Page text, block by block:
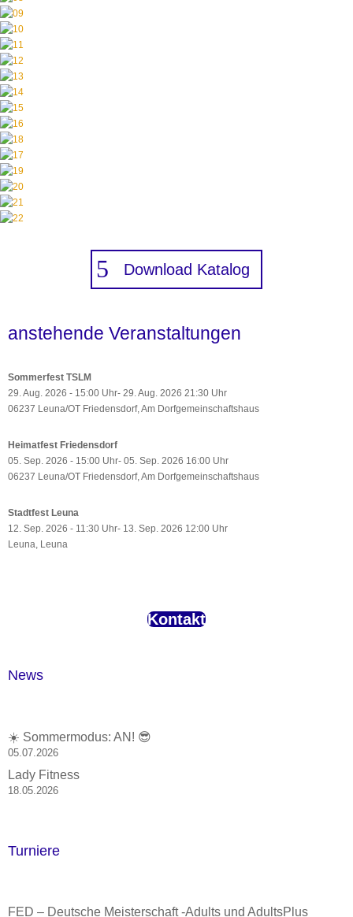
Download Katalog
anstehende Veranstaltungen
Sommerfest TSLM
29. Aug. 2026 - 15:00 Uhr- 29. Aug. 2026 21:30 Uhr
06237 Leuna/OT Friedensdorf, Am Dorfgemeinschaftshaus
Heimatfest Friedensdorf
05. Sep. 2026 - 15:00 Uhr- 05. Sep. 2026 16:00 Uhr
06237 Leuna/OT Friedensdorf, Am Dorfgemeinschaftshaus
Stadtfest Leuna
12. Sep. 2026 - 11:30 Uhr- 13. Sep. 2026 12:00 Uhr
Leuna, Leuna
Kontakt
News
☀️ Sommermodus: AN! 😎
05.07.2026
Lady Fitness
18.05.2026
Turniere
FED – Deutsche Meisterschaft -Adults und AdultsPlus